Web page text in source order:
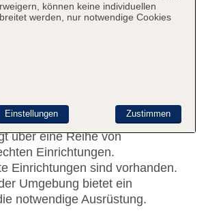
rund um die Uhr besetzt. Das
verschiedene Annehmlichkeiten
und erholsamen Aufenthalt,
und eine
ohne Gebühr zur Verfügung.
über eine Reihe von
Einrichtungen.
Einrichtungen sind vorhanden.
Umgebung bietet ein
notwendige Ausrüstung.
können keine individuellen
werden, nur notwendige Cookies
Zustimmen
Einstellungen